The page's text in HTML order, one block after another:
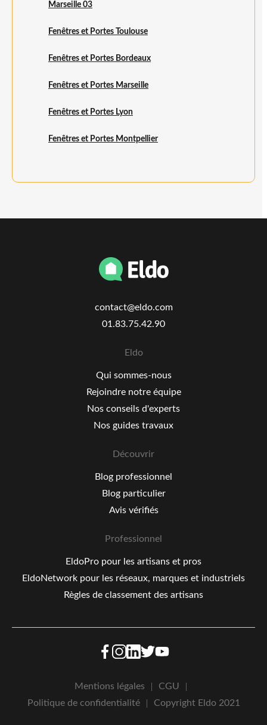
Marseille 03
Fenêtres et Portes Toulouse
Fenêtres et Portes Bordeaux
Fenêtres et Portes Marseille
Fenêtres et Portes Lyon
Fenêtres et Portes Montpellier
contact@eldo.com
01.83.75.42.90
Eldo
Qui sommes-nous
Rejoindre notre équipe
Nos conseils d'experts
Nos guides travaux
Découvrir
Blog professionnel
Blog particulier
Avis vérifiés
Professionnel
EldoPro pour les artisans et pros
EldoNetwork pour les réseaux, marques et industriels
Règles de classement des artisans
Mentions légales
CGU
Politique de confidentialité
Copyright Eldo 2021